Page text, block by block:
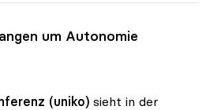
um Autonomie
(uniko) sieht in der